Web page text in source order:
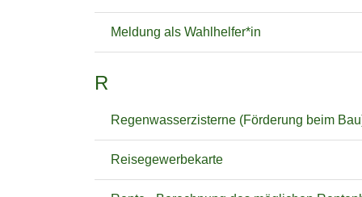
Meldung als Wahlhelfer*in
R
Regenwasserzisterne (Förderung beim
Reisegewerbekarte